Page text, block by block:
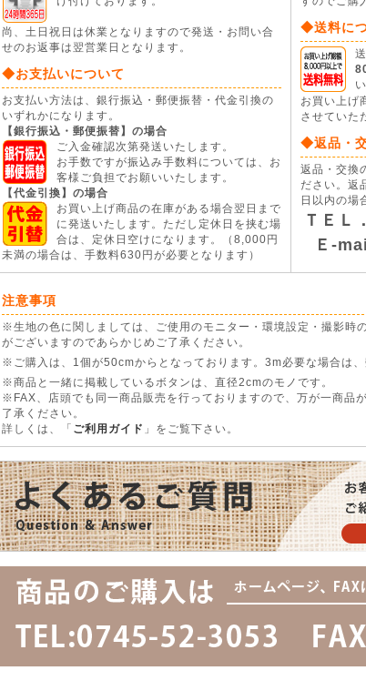
尚、土日祝日は休業となりますので発送・お問い合
せのお返事は翌営業日となります。
◆お支払いについて
お支払い方法は、銀行振込・郵便振替・代金引換の
いずれかになります。
【銀行振込・郵便振替】の場合
ご入金確認次第発送いたします。
お手数ですが振込み手数料については、お
客様ご負担でお願いいたします。
【代金引換】の場合
お買い上げ商品の在庫がある場合翌日まで
に発送いたします。ただし定休日を挟む場
合は、定休日空けになります。（8,000円
未満の場合は、手数料630円が必要となります）
◆送料に
お買い上げ
させていた
◆返品・
返品・交換
ださい。返
日以内の場
ＴＥＬ
Ｅ-
注意事項
※生地の色に関しましては、ご使用のモニター・環境設定・撮影時
がございますのであらかじめご了承ください。
※ご購入は、1個が50cmからとなっております。3m必要な場合は、
※商品と一緒に掲載しているボタンは、直径2cmのモノです。
※FAX、店頭でも同一商品販売を行っておりますので、万が一商品
了承ください。
詳しくは、「 ご利用ガイド 」をご覧下さい。